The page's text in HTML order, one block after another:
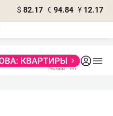
$ 82.17 € 94.84 ¥ 12.17